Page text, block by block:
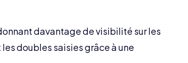
davantage de visibilité sur les
doubles saisies grâce à une